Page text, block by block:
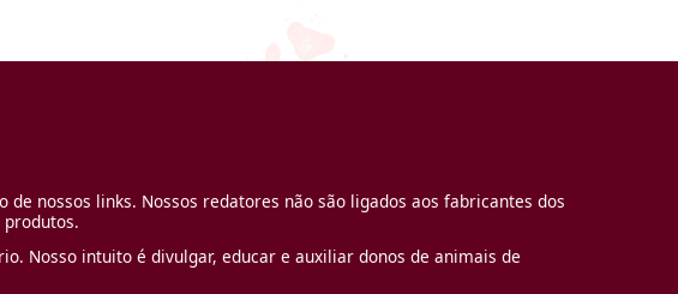
nossos links. Nossos redatores não são ligados aos fabricantes dos
Nosso intuito é divulgar, educar e auxiliar donos de animais de